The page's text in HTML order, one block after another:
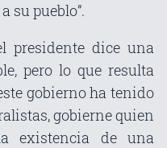
su pueblo”.
presidente dice una
pero lo que resulta
gobierno ha tenido
gobierne quien
existencia de una